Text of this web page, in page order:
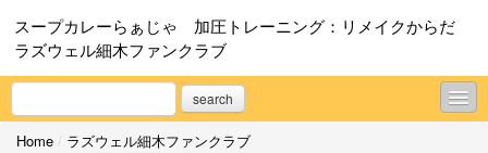
スープカレーらぁじゃ 加圧トレーニング：リメイクからだ
ラズウェル細木ファンクラブ
search
スープカレーらぁじゃ
Home / ラズウェル細木ファンクラブ